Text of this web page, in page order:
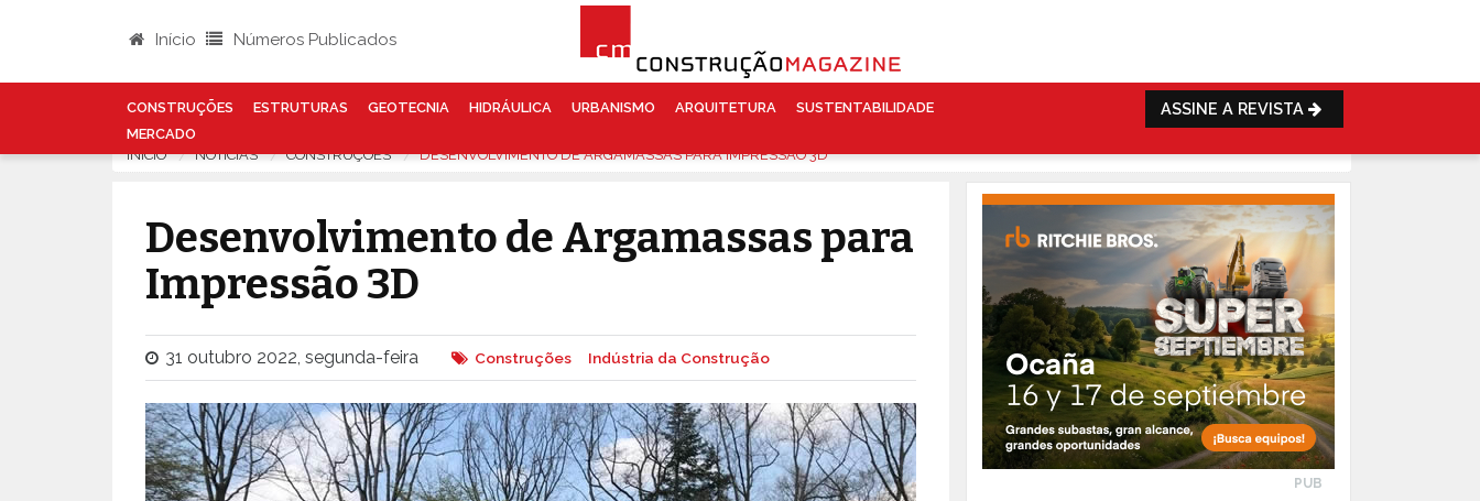
Início Números Publicados
CONSTRUÇÕES ESTRUTURAS GEOTECNIA HIDRÁULICA URBANISMO ARQUITETURA
SUSTENTABILIDADE
MERCADO
ASSINE A REVISTA
INÍCIO NOTÍCIAS CONSTRUÇÕES DESENVOLVIMENTO DE ARGAMASSAS PARA IMPRESSÃO 3D
Desenvolvimento de Argamassas para
Impressão 3D
31 outubro 2022, segunda-feira Construções Indústria da Construção
PUB